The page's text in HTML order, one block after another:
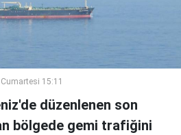
15:11
düzenlenen son
bölgede gemi trafiğini